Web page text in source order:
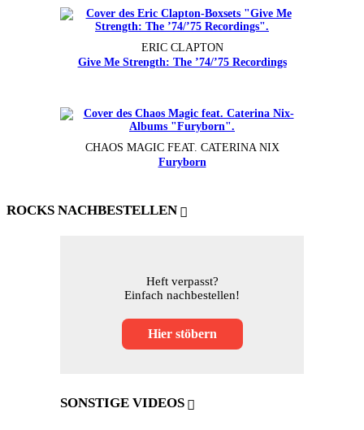
ERIC CLAPTON
Give Me Strength: The ’74/’75 Recordings
CHAOS MAGIC FEAT. CATERINA NIX
Furyborn
ROCKS NACHBESTELLEN
Heft verpasst?
Einfach nachbestellen!
Hier stöbern
SONSTIGE VIDEOS